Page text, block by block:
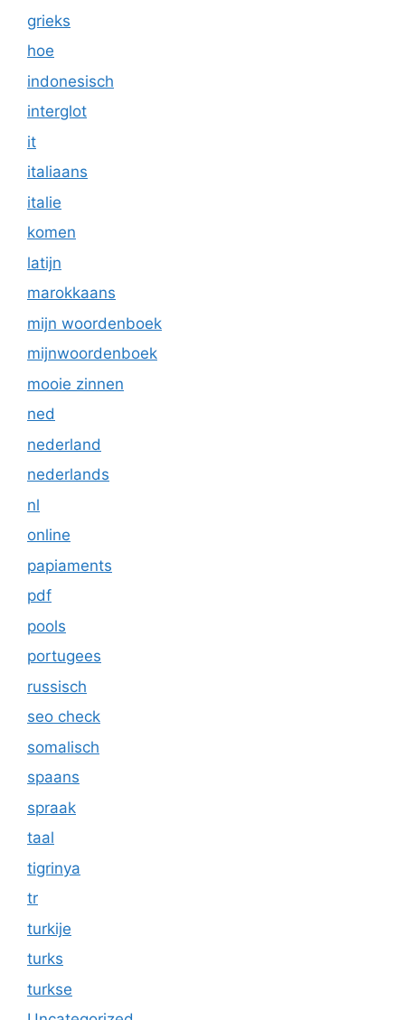
grieks
hoe
indonesisch
interglot
it
italiaans
italie
komen
latijn
marokkaans
mijn woordenboek
mijnwoordenboek
mooie zinnen
ned
nederland
nederlands
nl
online
papiaments
pdf
pools
portugees
russisch
seo check
somalisch
spaans
spraak
taal
tigrinya
tr
turkije
turks
turkse